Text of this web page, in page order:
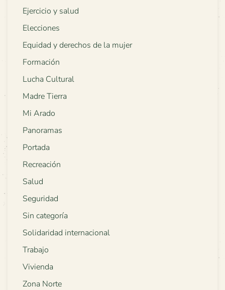
Ejercicio y salud
Elecciones
Equidad y derechos de la mujer
Formación
Lucha Cultural
Madre Tierra
Mi Arado
Panoramas
Portada
Recreación
Salud
Seguridad
Sin categoría
Solidaridad internacional
Trabajo
Vivienda
Zona Norte